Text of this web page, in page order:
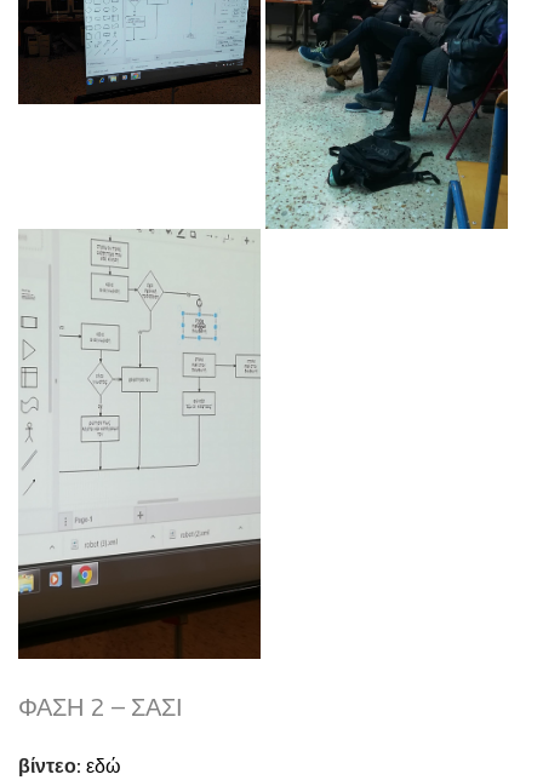
ΦΆΣΗ 2 – ΣΑΣΊ
βίντεο: εδώ